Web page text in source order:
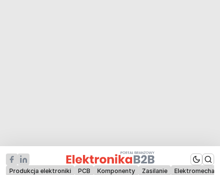
Produkcja elektroniki PCB Komponenty Zasilanie